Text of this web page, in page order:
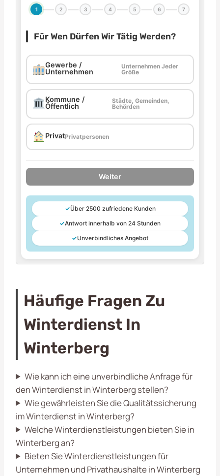
1 2 3 4 5 6 7
Für Wen Dürfen Wir Tätig Werden?
Gewerbe /
Unternehmen
Unternehmen Jeder
Größe
Kommune /
Öffentlich
Städte, Gemeinden,
Behörden
PrivatPrivatpersonen
Weiter
✓Über 2500 zufriedene Kunden
✓Antwort innerhalb von 24 Stunden
✓Unverbindliches Angebot
Häufige Fragen Zu
Winterdienst In
Winterberg
Wie kann ich eine unverbindliche Anfrage für
den Winterdienst in Winterberg stellen?
Wie gewährleisten Sie die Qualitätssicherung
im Winterdienst in Winterberg?
Welche Winterdienstleistungen bieten Sie in
Winterberg an?
Bieten Sie Winterdienstleistungen für
Unternehmen und Privathaushalte in Winterberg